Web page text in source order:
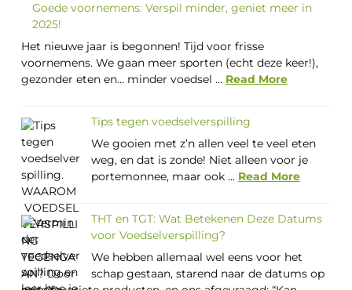
Goede voornemens: Verspil minder, geniet meer in
2025!
Het nieuwe jaar is begonnen! Tijd voor frisse
voornemens. We gaan meer sporten (echt deze keer!),
gezonder eten en… minder voedsel ... Read More
Tips tegen voedselverspilling
We gooien met z’n allen veel te veel eten
weg, en dat is zonde! Niet alleen voor je
portemonnee, maar ook ... Read More
THT en TGT: Wat Betekenen Deze Datums
voor Voedselverspilling?
We hebben allemaal wel eens voor het
schap gestaan, starend naar de datums op